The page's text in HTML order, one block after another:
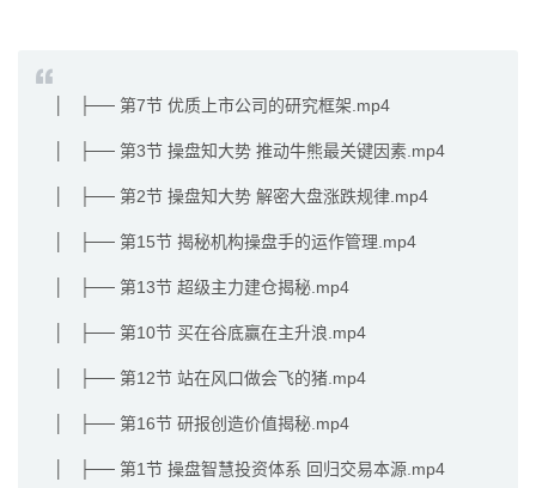
│ ├── 第7节 优质上市公司的研究框架.mp4
│ ├── 第3节 操盘知大势 推动牛熊最关键因素.mp4
│ ├── 第2节 操盘知大势 解密大盘涨跌规律.mp4
│ ├── 第15节 揭秘机构操盘手的运作管理.mp4
│ ├── 第13节 超级主力建仓揭秘.mp4
│ ├── 第10节 买在谷底赢在主升浪.mp4
│ ├── 第12节 站在风口做会飞的猪.mp4
│ ├── 第16节 研报创造价值揭秘.mp4
│ ├── 第1节 操盘智慧投资体系 回归交易本源.mp4